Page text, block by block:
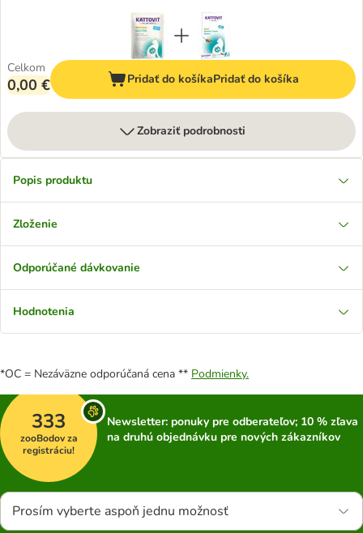
Celkom
0,00 € Pridať do košíkaPridať do košíka
Zobraziť podrobnosti
Popis produktu
Zloženie
Odporúčané dávkovanie
Hodnotenia
*OC = Nezáväzne odporúčaná cena ** Podmienky.
333
zooBodov za
registráciu!
Newsletter: ponuky pre odberateľov; 10 % zľava
na druhú objednávku pre nových zákazníkov
Prosím vyberte aspoň jednu možnosť